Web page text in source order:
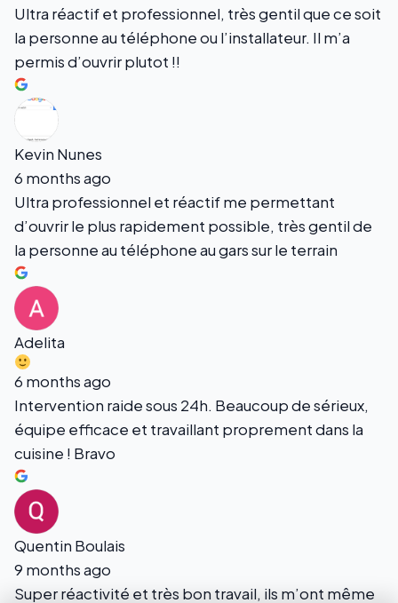
Ultra réactif et professionnel, très gentil que ce soit
la personne au téléphone ou l’installateur. Il m’a
permis d’ouvrir plutot !!
Kevin Nunes
6 months ago
Ultra professionnel et réactif me permettant
d’ouvrir le plus rapidement possible, très gentil de
la personne au téléphone au gars sur le terrain
Adelita
6 months ago
Intervention raide sous 24h. Beaucoup de sérieux,
équipe efficace et travaillant proprement dans la
cuisine ! Bravo
Quentin Boulais
9 months ago
Super réactivité et très bon travail, ils m’ont même